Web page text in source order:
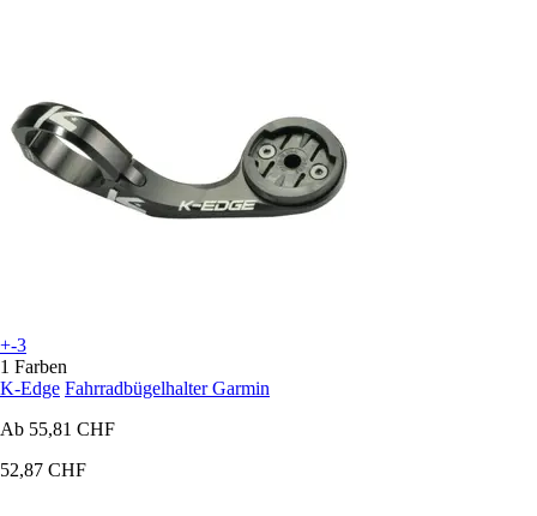
+-3
1 Farben
K-Edge Fahrradbügelhalter Garmin
Ab 55,81 CHF
52,87 CHF